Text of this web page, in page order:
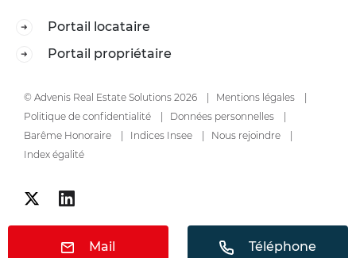
Mail Téléphone
Portail locataire
Portail propriétaire
© Advenis Real Estate Solutions 2026
Mentions légales
Politique de confidentialité
Données personnelles
Barême Honoraire
Indices Insee
Nous rejoindre
Index égalité